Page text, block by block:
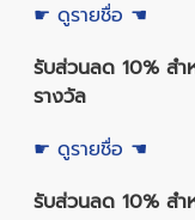
☛ ดูรายชื่อ ☚
รับส่วนลด 10% สำ
รางวัล
☛ ดูรายชื่อ ☚
รับส่วนลด 10% สำ